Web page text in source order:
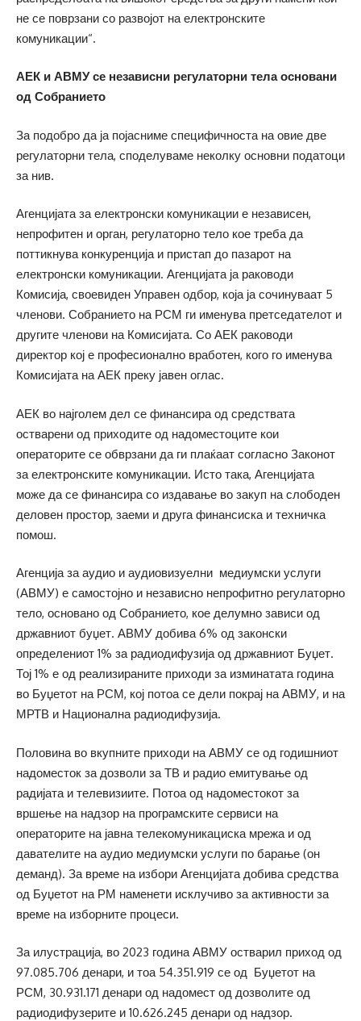
не се поврзани со развојот на електронските
комуникации“.
АЕК и АВМУ се независни регулаторни тела основани
од Собранието
За подобро да ја појасниме специфичноста на овие две
регулаторни тела, споделуваме неколку основни податоци
за нив.
Агенцијата за електронски комуникации е независен,
непрофитен и орган, регулаторно тело кое треба да
поттикнува конкуренција и пристап до пазарот на
електронски комуникации. Агенцијата ја раководи
Комисија, своевиден Управен одбор, која ја сочинуваат 5
членови. Собранието на РСМ ги именува претседателот и
другите членови на Комисијата. Со АЕК раководи
директор кој е професионално вработен, кого го именува
Комисијата на АЕК преку јавен оглас.
АЕК во најголем дел се финансира од средствата
остварени од приходите од надоместоците кои
операторите се обврзани да ги плаќаат согласно Законот
за електронските комуникации. Исто така, Агенцијата
може да се финансира со издавање во закуп на слободен
деловен простор, заеми и друга финансиска и техничка
помош.
Агенција за аудио и аудиовизуелни медиумски услуги
(АВМУ) е самостојно и независно непрофитно регулаторно
тело, основано од Собранието, кое делумно зависи од
државниот буџет. АВМУ добива 6% од законски
определениот 1% за радиодифузија од државниот Буџет.
Тој 1% е од реализираните приходи за изминатата година
во Буџетот на РСМ, кој потоа се дели покрај на АВМУ, и на
МРТВ и Национална радиодифузија.
Половина во вкупните приходи на АВМУ се од годишниот
надоместок за дозволи за ТВ и радио емитување од
радијата и телевизиите. Потоа од надоместокот за
вршење на надзор на програмските сервиси на
операторите на јавна телекомуникациска мрежа и од
давателите на аудио медиумски услуги по барање (он
деманд). За време на избори Агенцијата добива средства
од Буџетот на РМ наменети исклучиво за активности за
време на изборните процеси.
За илустрација, во 2023 година АВМУ остварил приход од
97.085.706 денари, и тоа 54.351.919 се од Буџетот на
РСМ, 30.931.171 денари од надомест од дозволите од
радиодифузерите и 10.626.245 денари од надзор.